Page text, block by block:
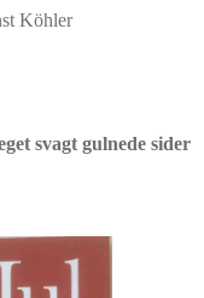
Köhler
svagt gulnede sider